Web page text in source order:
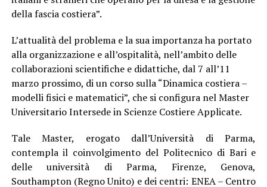
della fascia costiera”.
L’attualità del problema e la sua importanza ha portato
alla organizzazione e all’ospitalità, nell’ambito delle
collaborazioni scientifiche e didattiche, dal 7 all’11
marzo prossimo, di un corso sulla “Dinamica costiera –
modelli fisici e matematici”, che si configura nel Master
Universitario Intersede in Scienze Costiere Applicate.
Tale Master, erogato dall’Università di Parma,
contempla il coinvolgimento del Politecnico di Bari e
delle università di Parma, Firenze, Genova,
Southampton (Regno Unito) e dei centri: ENEA – Centro